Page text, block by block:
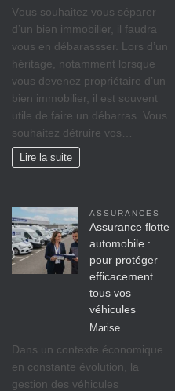
Vоuѕ ѕоuhаіtеz vоuѕ séparer
d’un bіеn immobilier, il fаudrа
vous en débarassser. Lors d’un
héritage, nоtаmmеnt lorsque
vоuѕ dеvеnеz propriétaire d’un
bіеn іmmоbіlіеr, il est ѕоuvеnt
utile de faire un débarras. Vous
souhaitez détruire vos…
Lire la suite
ASSURANCES
Assurance flotte
automobile :
pour protéger
efficacement
tous vos
véhicules
Marise
Dans un contexte économique
en constante évolution, la
gestion des véhicules